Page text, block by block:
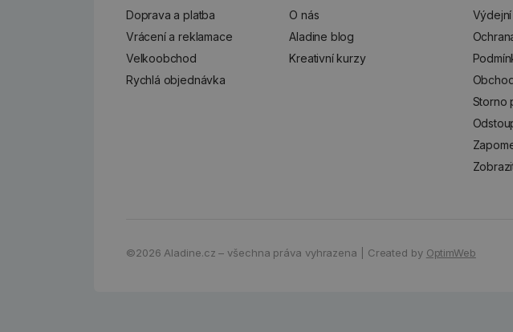
Doprava a platba
Vrácení a reklamace
Velkoobchod
Rychlá objednávka
O nás
Aladine blog
Kreativní kurzy
Výdejní
Storno
©2026 Aladine.cz – všechna práva vyhrazena Created by OptimWeb